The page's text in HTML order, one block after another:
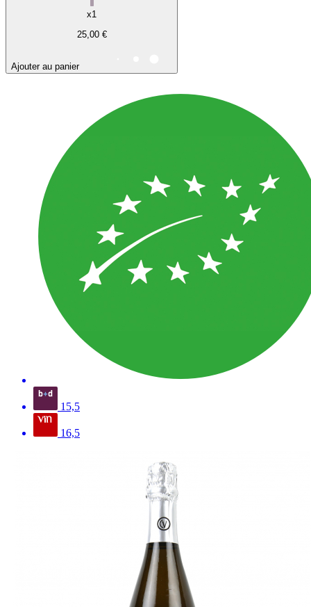
x1
25,00 €
Ajouter au panier
15,5
16,5